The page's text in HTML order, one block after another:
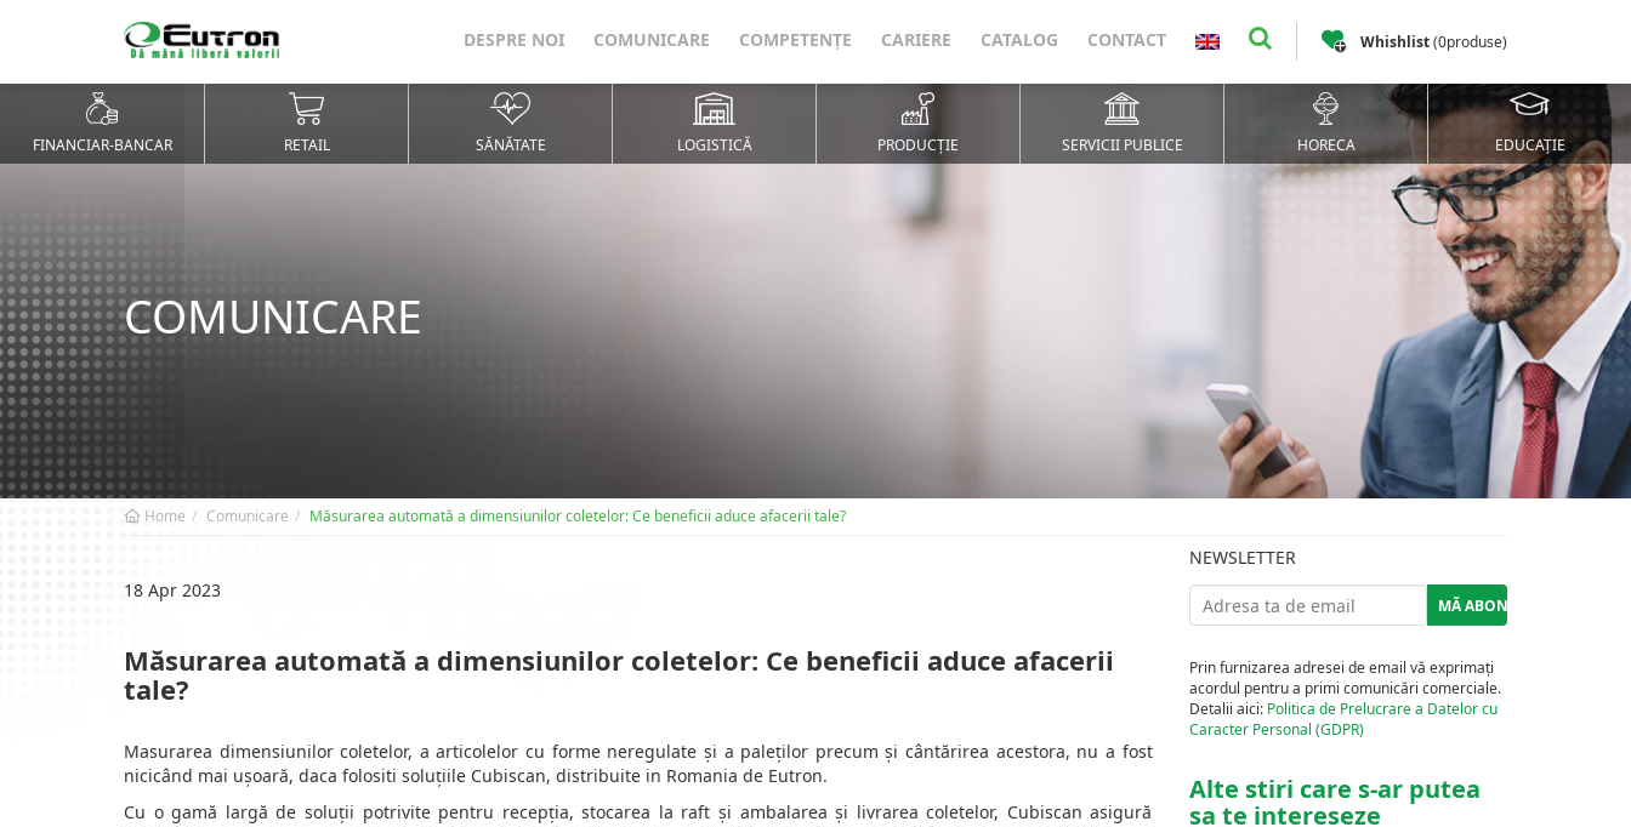
Whishlist(0produse)
DESPRE NOI COMUNICARE COMPETENȚE CARIERE CATALOG CONTACT
FINANCIAR-BANCAR RETAIL SĂNĂTATE LOGISTICĂ PRODUCȚIE SERVICII PUBLICE HORECA EDUCAȚIE
COMUNICARE
Home Comunicare Măsurarea automată a dimensiunilor coletelor: Ce beneficii aduce afacerii tale?
18 Apr 2023
Măsurarea automată a dimensiunilor coletelor: Ce beneficii aduce afacerii
tale?
Masurarea dimensiunilor coletelor, a articolelor cu forme neregulate și a paleților precum și cântărirea acestora, nu a fost
nicicând mai ușoară, daca folositi soluțiile Cubiscan, distribuite in Romania de Eutron.
Cu o gamă largă de soluții potrivite pentru recepția, stocarea la raft și ambalarea și livrarea coletelor, Cubiscan asigură
NEWSLETTER
Prin furnizarea adresei de email vă exprimați
acordul pentru a primi comunicări comerciale.
Detalii aici: Politica de Prelucrare a Datelor cu
Caracter Personal (GDPR)
Alte stiri care s-ar putea
sa te intereseze